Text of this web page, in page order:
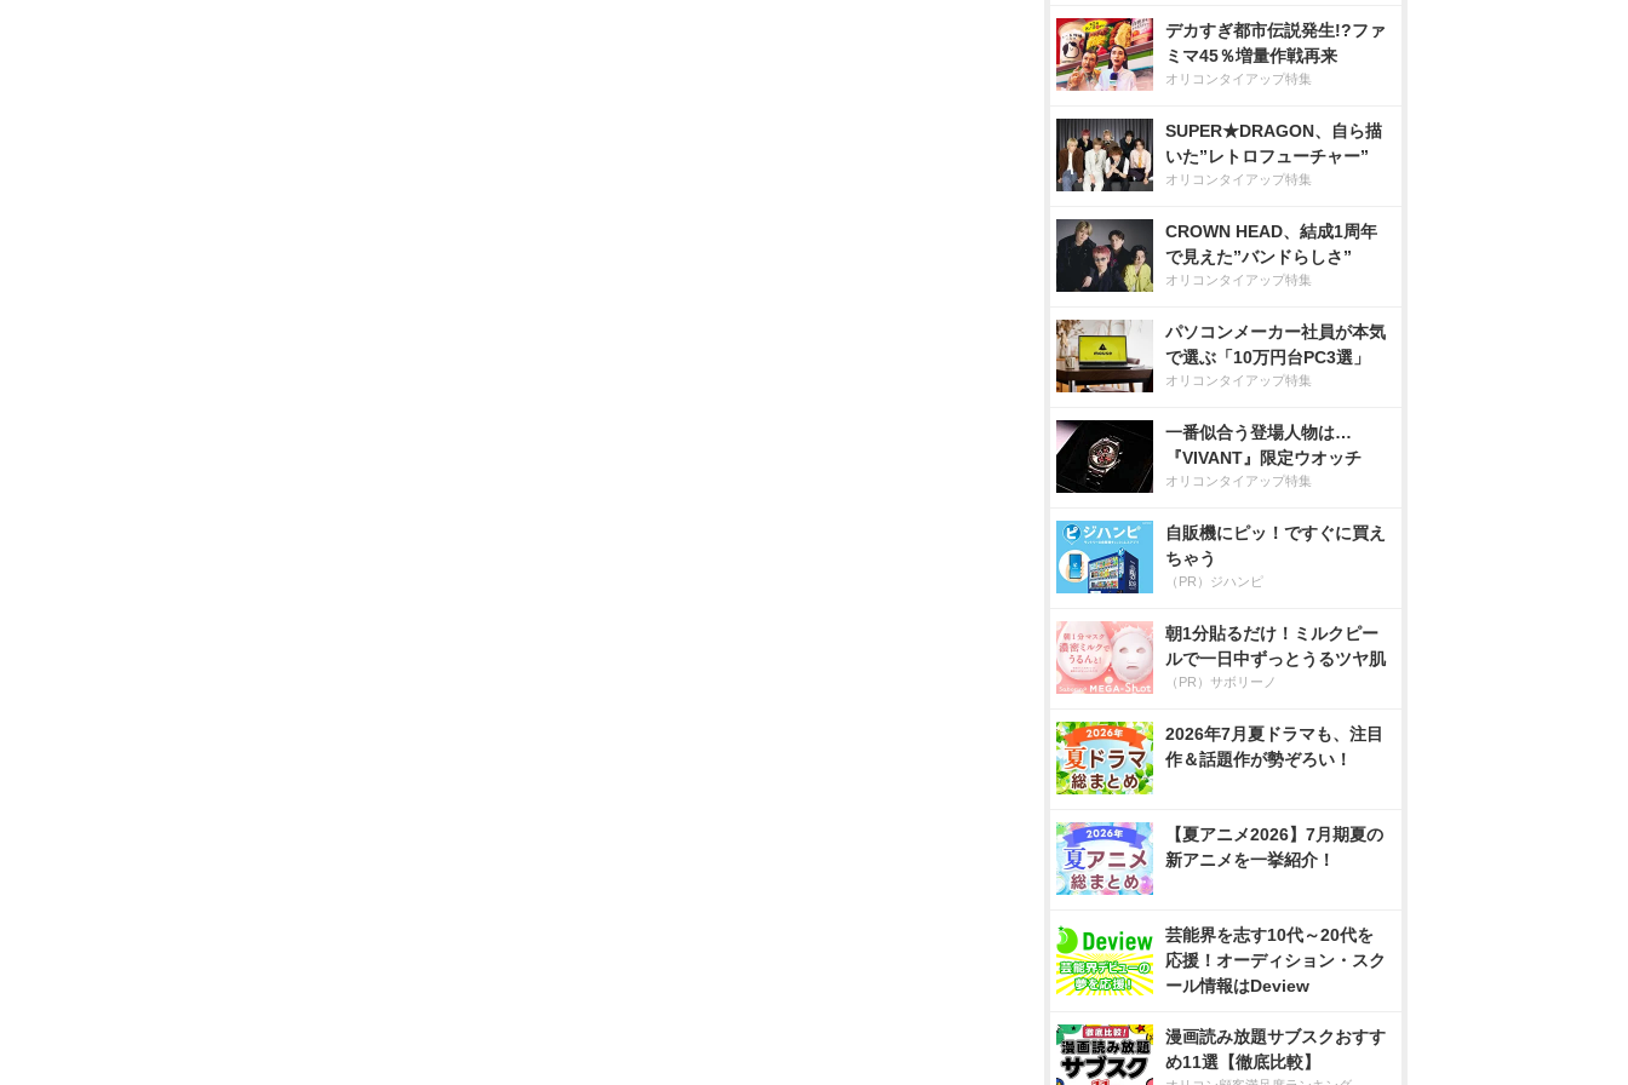
デカすぎ都市伝説発生!?ファ
ミマ45％増量作戦再来
オリコンタイアップ特集
SUPER★DRAGON、自ら描
いた”レトロフューチャー”
オリコンタイアップ特集
CROWN HEAD、結成1周年
で見えた”バンドらしさ”
オリコンタイアップ特集
パソコンメーカー社員が本気
で選ぶ「10万円台PC3選」
オリコンタイアップ特集
一番似合う登場人物は…
『VIVANT』限定ウオッチ
オリコンタイアップ特集
自販機にピッ！ですぐに買え
ちゃう
（PR）ジハンピ
朝1分貼るだけ！ミルクピー
ルで一日中ずっとうるツヤ肌
（PR）サボリーノ
2026年7月夏ドラマも、注目
作＆話題作が勢ぞろい！
【夏アニメ2026】7月期夏の
新アニメを一挙紹介！
芸能界を志す10代～20代を
応援！オーディション・スク
ール情報はDeview
漫画読み放題サブスクおすす
め11選【徹底比較】